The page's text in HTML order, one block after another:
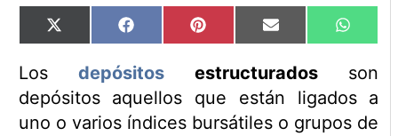
Compartir
en
X
(Twitter)
Compartir
en
Facebook Compartir
en
Pinterest Compartir
en
Email
en
Losdepósitos estructuradosson
depósitos aquellos que están ligados a
uno o varios índices bursátiles o grupos de